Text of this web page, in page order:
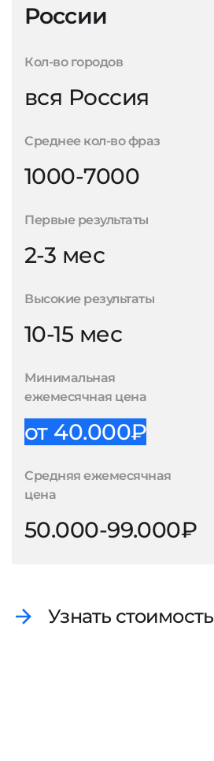
России
Кол-во городов
вся Россия
Среднее кол-во фраз
1000-7000
Первые результаты
2-3 мес
Высокие результаты
10-15 мес
Минимальная
ежемесячная цена
от 40.000₽
Средняя ежемесячная
цена
50.000-99.000₽
Узнать стоимость